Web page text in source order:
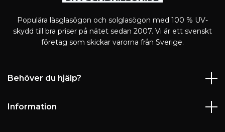
Populära läsglasögon och solglasögon med 100 % UV-
skydd till bra priser på nätet sedan 2007. Vi är ett svenskt
företag som skickar varorna från Sverige.
Behöver du hjälp?
Information